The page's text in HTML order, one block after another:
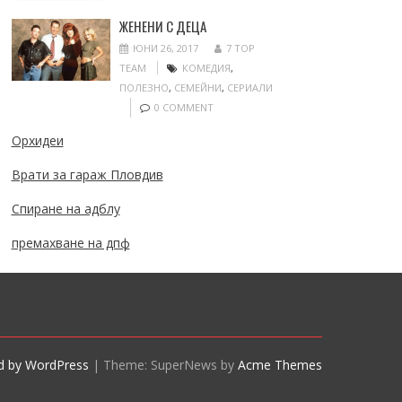
ЖЕНЕНИ С ДЕЦА
ЮНИ 26, 2017
7 TOP
TEAM
КОМЕДИЯ,
ПОЛЕЗНО, СЕМЕЙНИ, СЕРИАЛИ
0 COMMENT
Орхидеи
Врати за гараж Пловдив
Спиране на адблу
премахване на дпф
by WordPress | Theme: SuperNews by Acme Themes